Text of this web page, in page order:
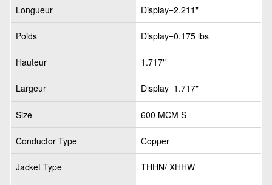
Longueur Display=2.211"
Poids Display=0.175 lbs
Hauteur 1.717"
Largeur Display=1.717"
Size 600 MCM S
Conductor Type Copper
Jacket Type THHN/ XHHW